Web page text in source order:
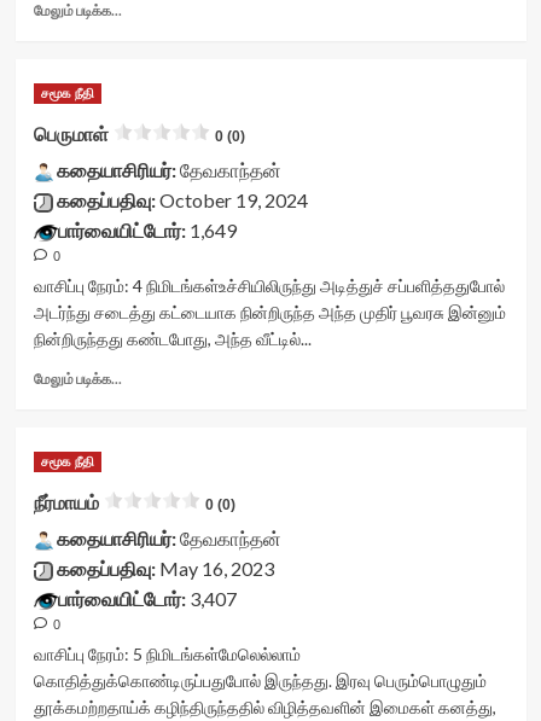
மேலும் படிக்க...
vv-
stars-
title-
container">
<div
class='yasr-
title
yasr-
rater-
stars'
ac260ff295789'
data-
rating='0'
data-
rater-
starsize='16'
rater-
postid='35379'
data-
சமூக நீதி
பெருமாள் 0 (0)
கதையாசிரியர்:தேவகாந்தன்
கதைப்பதிவு:October 19, 2024
பார்வையிட்டோர்:1,649
0
வாசிப்பு நேரம்: 4 நிமிடங்கள்உச்சியிலிருந்து அடித்துச் சப்பளித்ததுபோல்
அடர்ந்து சடைத்து கட்டையாக நின்றிருந்த அந்த முதிர் பூவரசு இன்னும்
நின்றிருந்தது கண்டபோது, அந்த வீட்டில்...
மேலும் படிக்க...
vv-
stars-
title-
container">
<div
class='yasr-
title
yasr-
rater-
சமூக நீதி
நீர்மாயம் 0 (0)
கதையாசிரியர்:தேவகாந்தன்
கதைப்பதிவு:May 16, 2023
பார்வையிட்டோர்:3,407
0
வாசிப்பு நேரம்: 5 நிமிடங்கள்மேலெல்லாம்
கொதித்துக்கொண்டிருப்பதுபோல் இருந்தது. இரவு பெரும்பொழுதும்
தூக்கமற்றதாய்க் கழிந்திருந்ததில் விழித்தவளின் இமைகள் கனத்து,